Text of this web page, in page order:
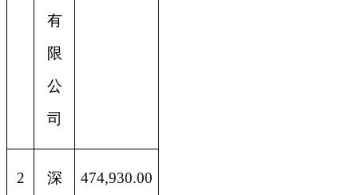
有
限
公
司
2
深
474,930.00